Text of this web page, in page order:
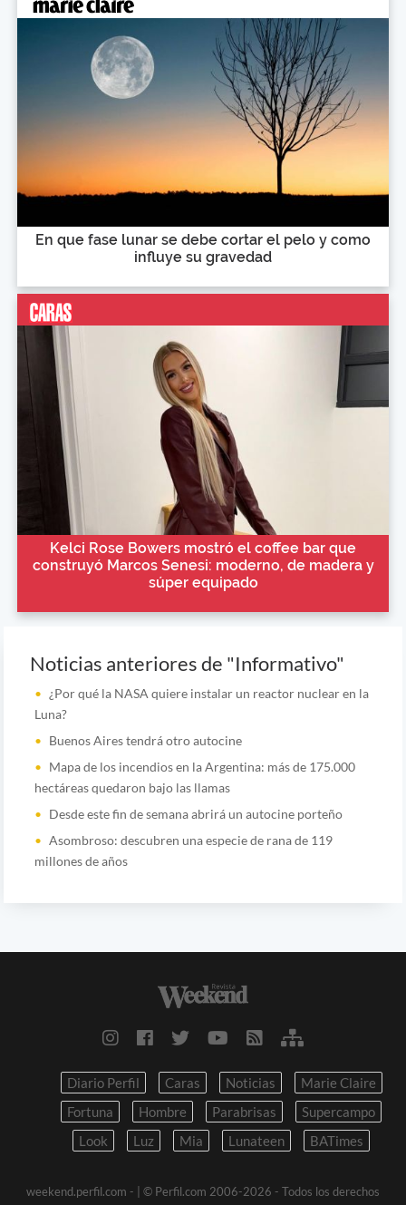
En que fase lunar se debe cortar el pelo y como
influye su gravedad
Kelci Rose Bowers mostró el coffee bar que
construyó Marcos Senesi: moderno, de madera y
súper equipado
Noticias anteriores de "Informativo"
¿Por qué la NASA quiere instalar un reactor nuclear en la
Luna?
Buenos Aires tendrá otro autocine
Mapa de los incendios en la Argentina: más de 175.000
hectáreas quedaron bajo las llamas
Desde este fin de semana abrirá un autocine porteño
Asombroso: descubren una especie de rana de 119
millones de años
Diario Perfil Caras Noticias
Marie Claire
Fortuna
Hombre Parabrisas
Supercampo
Look
Luz Mia Lunateen BATimes
weekend.perfil.com -
| © Perfil.com 2006-2026 - Todos los derechos